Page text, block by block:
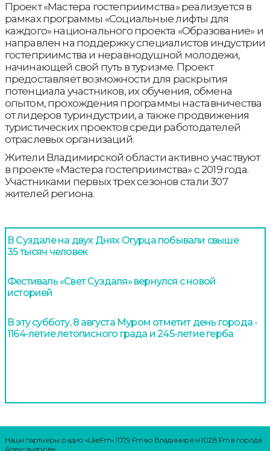
Проект «Мастера гостеприимства» реализуется в
рамках программы «Социальные лифты для
каждого» национального проекта «Образование» и
направлен на поддержку специалистов индустрии
гостеприимства и неравнодушной молодежи,
начинающей свой путь в туризме. Проект
предоставляет возможности для раскрытия
потенциала участников, их обучения, обмена
опытом, прохождения программы наставничества
от лидеров туриндустрии, а также продвижения
туристических проектов среди работодателей
отраслевых организаций.
Жители Владимирской области активно участвуют
в проекте «Мастера гостеприимства» с 2019 года.
Участниками первых трех сезонов стали 307
жителей региона.
В Суздале на двух Днях Огурца побывали свыше
35 тысяч человек
Фестиваль «Свет Суздаля» вернулся с новой
историей
В эту субботу, 8 августа Муром отметит день города -
1164-летие летописного града и 245-летие герба
Наши партнеры: радио «LikeFm» 107,9 Fm во Владимире и 102,8 Fm в городе
Александрове